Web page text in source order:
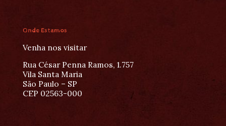
Onde Estamos
Venha nos visitar
Rua César Penna Ramos, 1.757
Vila Santa Maria
São Paulo – SP
CEP 02563-000